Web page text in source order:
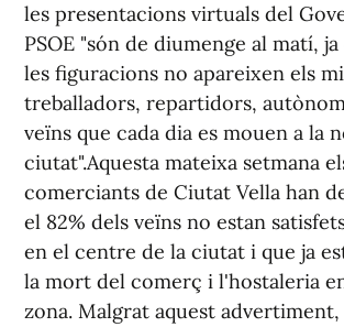
les presentacions virtuals del
PSOE "són de diumenge al matí,
les figuracions no apareixen els
treballadors, repartidors,
veïns que cada dia es mouen a la
ciutat".Aquesta mateixa setmana
comerciants de Ciutat Vella han
el 82% dels veïns no estan
en el centre de la ciutat i que ja
la mort del comerç i l'hostaleria
zona. Malgrat aquest advertiment,